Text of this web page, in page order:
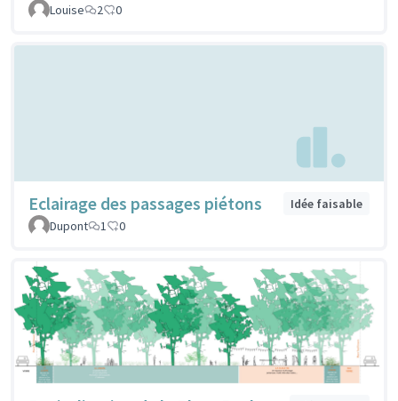
Louise
2 0
Eclairage des passages piétons
Idée faisable
Dupont
1 0